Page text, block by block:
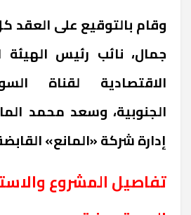
وقام بالتوقيع على العقد
جمال، نائب رئيس الهيئة
الاقتصادية لقناة
الجنوبية، وسعد محمد
إدارة شركة «المانع»
تفاصيل المشروع